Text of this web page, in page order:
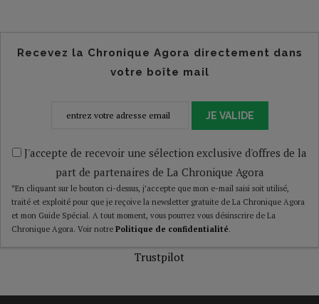
Recevez la Chronique Agora directement dans
votre boîte mail
JE VALIDE
J'accepte de recevoir une sélection exclusive d'offres de la
part de partenaires de La Chronique Agora
*En cliquant sur le bouton ci-dessus, j’accepte que mon e-mail saisi soit utilisé,
traité et exploité pour que je reçoive la newsletter gratuite de La Chronique Agora
et mon Guide Spécial. A tout moment, vous pourrez vous désinscrire de La
Chronique Agora. Voir notre Politique de confidentialité.
Trustpilot